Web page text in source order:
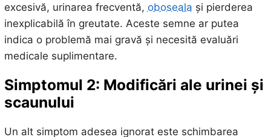
excesivă, urinarea frecventă, oboseala și pierderea
inexplicabilă în greutate. Aceste semne ar putea
indica o problemă mai gravă și necesită evaluări
medicale suplimentare.
Simptomul 2: Modificări ale urinei și
scaunului
Un alt simptom adesea ignorat este schimbarea